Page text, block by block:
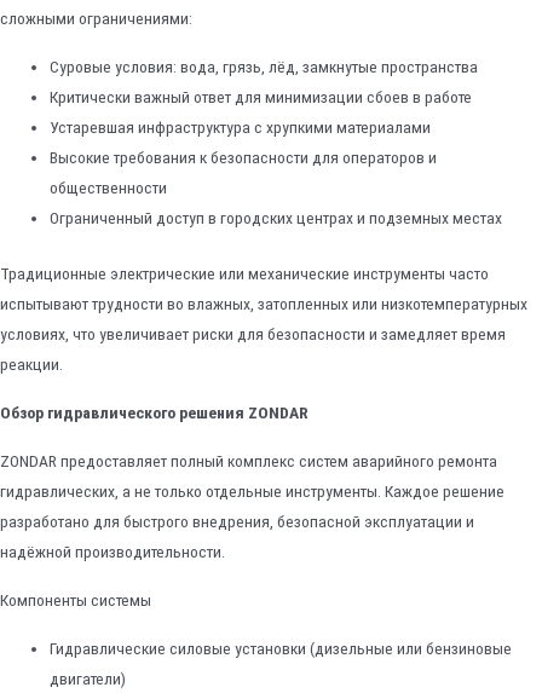
сложными ограничениями:
Суровые условия: вода, грязь, лёд, замкнутые пространства
Критически важный ответ для минимизации сбоев в работе
Устаревшая инфраструктура с хрупкими материалами
Высокие требования к безопасности для операторов и
общественности
Ограниченный доступ в городских центрах и подземных местах
Традиционные электрические или механические инструменты часто
испытывают трудности во влажных, затопленных или низкотемпературных
условиях, что увеличивает риски для безопасности и замедляет время
реакции.
Обзор гидравлического решения ZONDAR
ZONDAR предоставляет полный комплекс систем аварийного ремонта
гидравлических, а не только отдельные инструменты. Каждое решение
разработано для быстрого внедрения, безопасной эксплуатации и
надёжной производительности.
Компоненты системы
Гидравлические силовые установки (дизельные или бензиновые
двигатели)